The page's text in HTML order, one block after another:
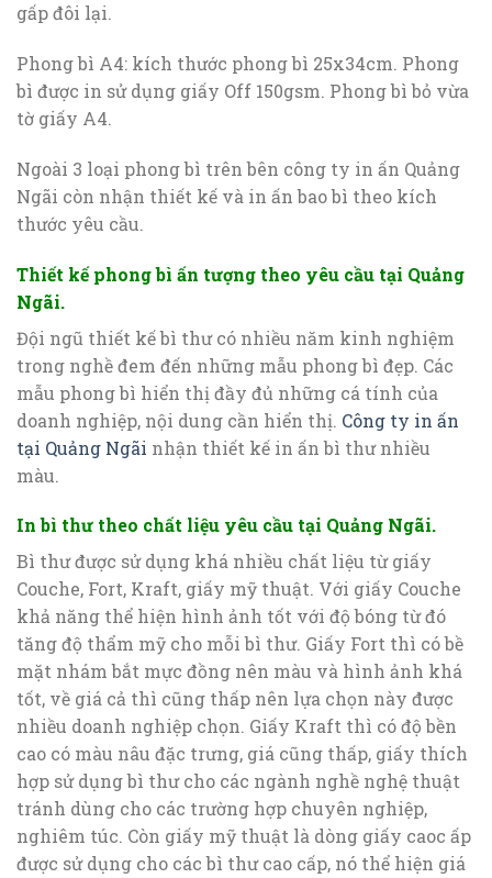
gấp đôi lại.
Phong bì A4: kích thước phong bì 25x34cm. Phong
bì được in sử dụng giấy Off 150gsm. Phong bì bỏ vừa
tờ giấy A4.
Ngoài 3 loại phong bì trên bên công ty in ấn Quảng
Ngãi còn nhận thiết kế và in ấn bao bì theo kích
thước yêu cầu.
Thiết kế phong bì ấn tượng theo yêu cầu tại Quảng
Ngãi.
Đội ngũ thiết kế bì thư có nhiều năm kinh nghiệm
trong nghề đem đến những mẫu phong bì đẹp. Các
mẫu phong bì hiển thị đầy đủ những cá tính của
doanh nghiệp, nội dung cần hiển thị. Công ty in ấn
tại Quảng Ngãi nhận thiết kế in ấn bì thư nhiều
màu.
In bì thư theo chất liệu yêu cầu tại Quảng Ngãi.
Bì thư được sử dụng khá nhiều chất liệu từ giấy
Couche, Fort, Kraft, giấy mỹ thuật. Với giấy Couche
khả năng thể hiện hình ảnh tốt với độ bóng từ đó
tăng độ thẩm mỹ cho mỗi bì thư. Giấy Fort thì có bề
mặt nhám bắt mực đồng nên màu và hình ảnh khá
tốt, về giá cả thì cũng thấp nên lựa chọn này được
nhiều doanh nghiệp chọn. Giấy Kraft thì có độ bền
cao có màu nâu đặc trưng, giá cũng thấp, giấy thích
hợp sử dụng bì thư cho các ngành nghề nghệ thuật
tránh dùng cho các trường hợp chuyên nghiệp,
nghiêm túc. Còn giấy mỹ thuật là dòng giấy caoc ấp
được sử dụng cho các bì thư cao cấp, nó thể hiện giá